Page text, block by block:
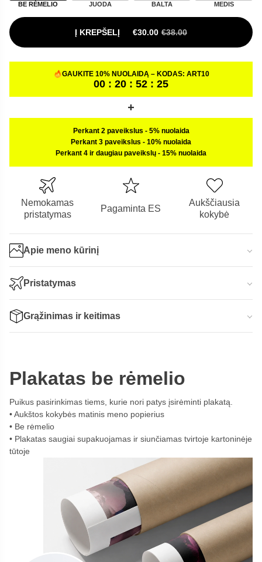
BE RĖMELIO JUODA BALTA MEDIS
Į KREPŠELĮ €30.00 €38.00
ORIGINAL PRICE WAS: €38.00.
CURRENT PRICE IS: €30.00.
GAUKITE 10% NUOLAIDĄ – KODAS: ART10
00 : 20 : 52 : 24
Perkant 2 paveikslus - 5% nuolaida
Perkant 3 paveikslus - 10% nuolaida
Perkant 4 ir daugiau paveikslų - 15% nuolaida
Nemokamas
pristatymas
Pagaminta ES
Aukščiausia
kokybė
Apie meno kūrinį
Pristatymas
Grąžinimas ir keitimas
Plakatas be rėmelio
Puikus pasirinkimas tiems, kurie nori patys įsirėminti plakatą.
Aukštos kokybės matinis meno popierius
Be rėmelio
Plakatas saugiai supakuojamas ir siunčiamas tvirtoje kartoninėje
tūtoje